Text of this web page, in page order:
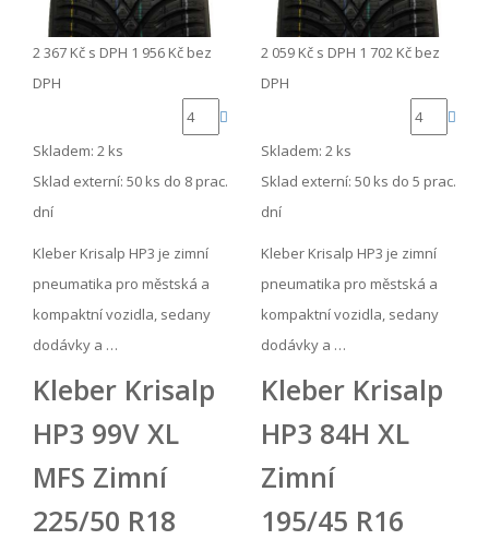
2 367 Kč s DPH 1 956 Kč bez
DPH
Skladem: 2 ks
Sklad externí: 50 ks do 8 prac.
dní
Kleber Krisalp HP3 je zimní
pneumatika pro městská a
kompaktní vozidla, sedany
dodávky a …
2 059 Kč s DPH 1 702 Kč bez
DPH
Skladem: 2 ks
Sklad externí: 50 ks do 5 prac.
dní
Kleber Krisalp HP3 je zimní
pneumatika pro městská a
kompaktní vozidla, sedany
dodávky a …
Kleber Krisalp
HP3 99V XL
MFS Zimní
225/50 R18
Kleber Krisalp
HP3 84H XL
Zimní
195/45 R16